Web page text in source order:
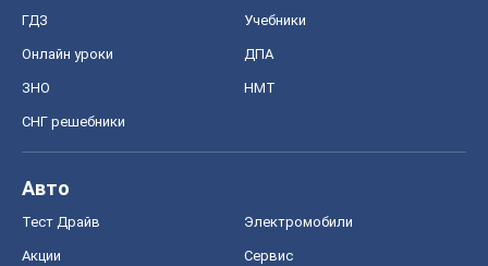
ГДЗ Учебники
Онлайн уроки ДПА
ЗНО НМТ
СНГ решебники
Авто
Тест Драйв Электромобили
Акции Сервис